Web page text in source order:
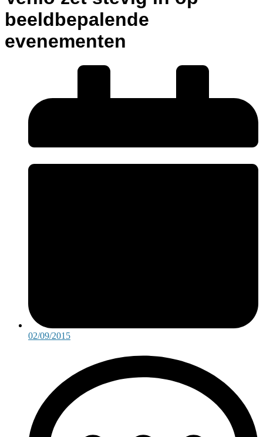
beeldbepalende
evenementen
02/09/2015